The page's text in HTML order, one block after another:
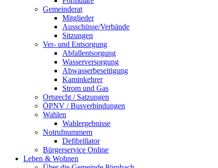
Gemeinderat
Mitglieder
Ausschüsse/Verbände
Sitzungen
Ver- und Entsorgung
Abfallentsorgung
Wasserversorgung
Abwasserbeseitigung
Kaminkehrer
Strom und Gas
Ortsrecht / Satzungen
ÖPNV / Busverbindungen
Wahlen
Wahlergebnisse
Notrufnummern
Defibrillator
Bürgerservice Online
Leben & Wohnen